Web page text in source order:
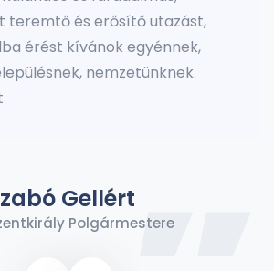
teremtő és erősítő utazást,
érést kívánok egyénnek,
nemzetünknek.
Gellért
Polgármestere